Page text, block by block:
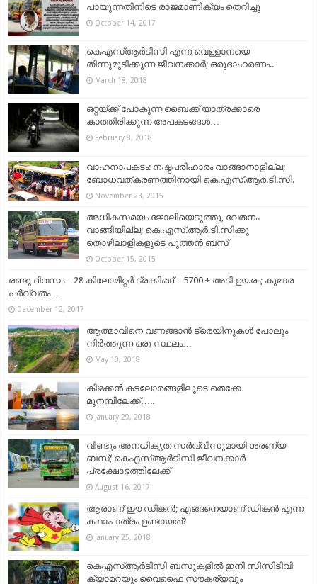
പായുന്നതിനിടെ രാജമാണിക്യം തെറിച്ചു
October 14, 2017
കെഎസ്ആര്‍ടിസി എന്ന വെള്ളാനയെ
തിന്നുമുടിക്കുന്ന ജീവനക്കാര്‍; ഒരുദാഹരണം..
March 18, 2018
ഒറ്റയ്ക്ക് പോകുന്ന ബൈക്ക് യാത്രക്കാരെ
കാത്തിരിക്കുന്ന അപകടങ്ങള്‍…
February 8, 2018
വാഹനാപകടം: നഷ്ടപരിഹാരം വാങ്ങാനാളില്ല;
ബോധവത്കരണത്തിനായി കെ.എസ്.ആര്‍.ടി.സി.
November 23, 2015
അധികസമയം ജോലിയെടുത്തു, വേതനം
വാങ്ങിയില്ല; കെ.എസ്.ആര്‍.ടി.സിക്കു
തൊഴിലാളികളുടെ പുത്തന്‍ ബസ്
October 15, 2015
രണ്ടു ദിവസം…28 കിലോമീറ്റർ ട്രക്കിങ്ങ്…5700 + അടി ഉയരം; കുമാര
പർവ്വതം…
December 12, 2017
ആത്മാവിനെ വണങ്ങാൻ ട്രെയിനുകള്‍ പോലും
നിർത്തുന്ന ഒരു സ്ഥലം…
May 10, 2018
കിഴക്കൻ കടലോരങ്ങളിലൂടെ തെക്കേ
മുനമ്പിലേക്ക്…..
January 29, 2018
വീണ്ടും അനധികൃത സര്‍വ്വീസുമായി ശരണ്യ
ബസ്; കെഎസ്ആര്‍ടിസി ജീവനക്കാര്‍
പ്രക്ഷോഭത്തിലേക്ക്
August 16, 2017
ആരാണ് ഈ ഡിങ്കന്‍; എങ്ങനെയാണ് ഡിങ്കന്‍ എന്ന
കഥാപാത്രം ഉണ്ടായത്?
January 25, 2018
കെഎസ്ആർടിസി ബസുകളിൽ ഇനി സിസിടിവി
ക്യാമറയും വൈഫൈ സൗകര്യവും